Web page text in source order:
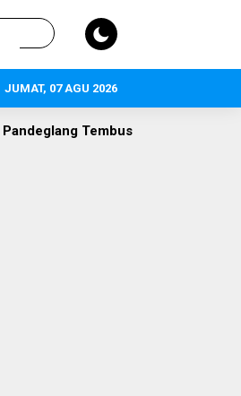
JUMAT, 07 AGU 2026
Tembus Rp409,4 Miliar,